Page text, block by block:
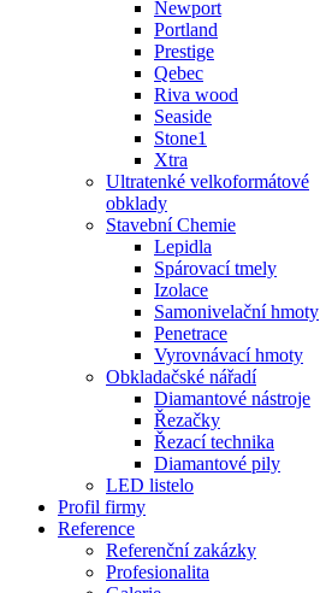
Newport
Portland
Prestige
Qebec
Riva wood
Seaside
Stone1
Xtra
Ultratenké velkoformátové
obklady
Stavební Chemie
Lepidla
Spárovací tmely
Izolace
Samonivelační hmoty
Penetrace
Vyrovnávací hmoty
Obkladačské nářadí
Diamantové nástroje
Řezačky
Řezací technika
Diamantové pily
LED listelo
Profil firmy
Reference
Referenční zakázky
Profesionalita